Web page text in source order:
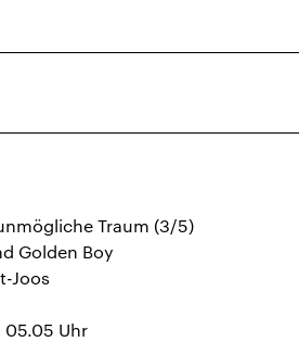
Traum (3/5)
Golden Boy
Joos
05.05 Uhr